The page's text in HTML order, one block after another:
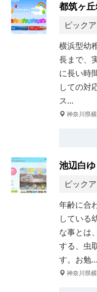
都筑ヶ
ピック
横浜型幼
長まで、
に長い時
しての対
ス…
神奈川県
池辺白
ピック
年齢に合
している
な事とは
する、虫
す。お勉…
神奈川県